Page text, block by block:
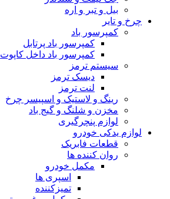
بیل و تبر و اره
چرخ و تایر
کمپرسور باد
کمپرسور باد پرتابل
کمپرسور باد داخل کاپوت
سیستم ترمز
دیسک ترمز
لنت ترمز
رینگ و لاستیک و اسپیسر چرخ
مخزن و شلنگ و گیج باد
لوازم پنچرگیری
لوازم یدکی خودرو
قطعات فابریک
روان کننده ها
مکمل خودرو
اسپری ها
تمیزکننده